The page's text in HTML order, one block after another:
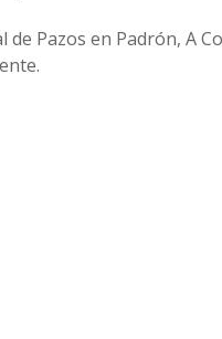
Pazos en Padrón, A